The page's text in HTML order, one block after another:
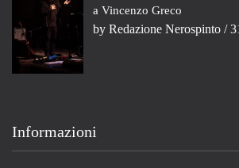
a Vincenzo Greco
by Redazione Nerospinto /
Informazioni